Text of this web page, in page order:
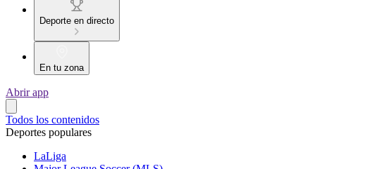
Deporte en directo
En tu zona
Abrir app
Todos los contenidos
Deportes populares
LaLiga